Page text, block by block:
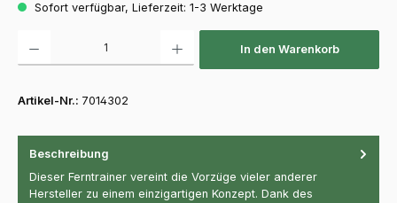
Sofort verfügbar, Lieferzeit: 1-3 Werktage
In den Warenkorb
Artikel-Nr.: 7014302
Beschreibung
Dieser Ferntrainer vereint die Vorzüge vieler anderer
Hersteller zu einem einzigartigen Konzept. Dank des